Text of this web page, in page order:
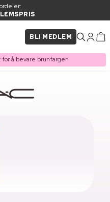
BLI MEDLEM
å bevare brunfargen